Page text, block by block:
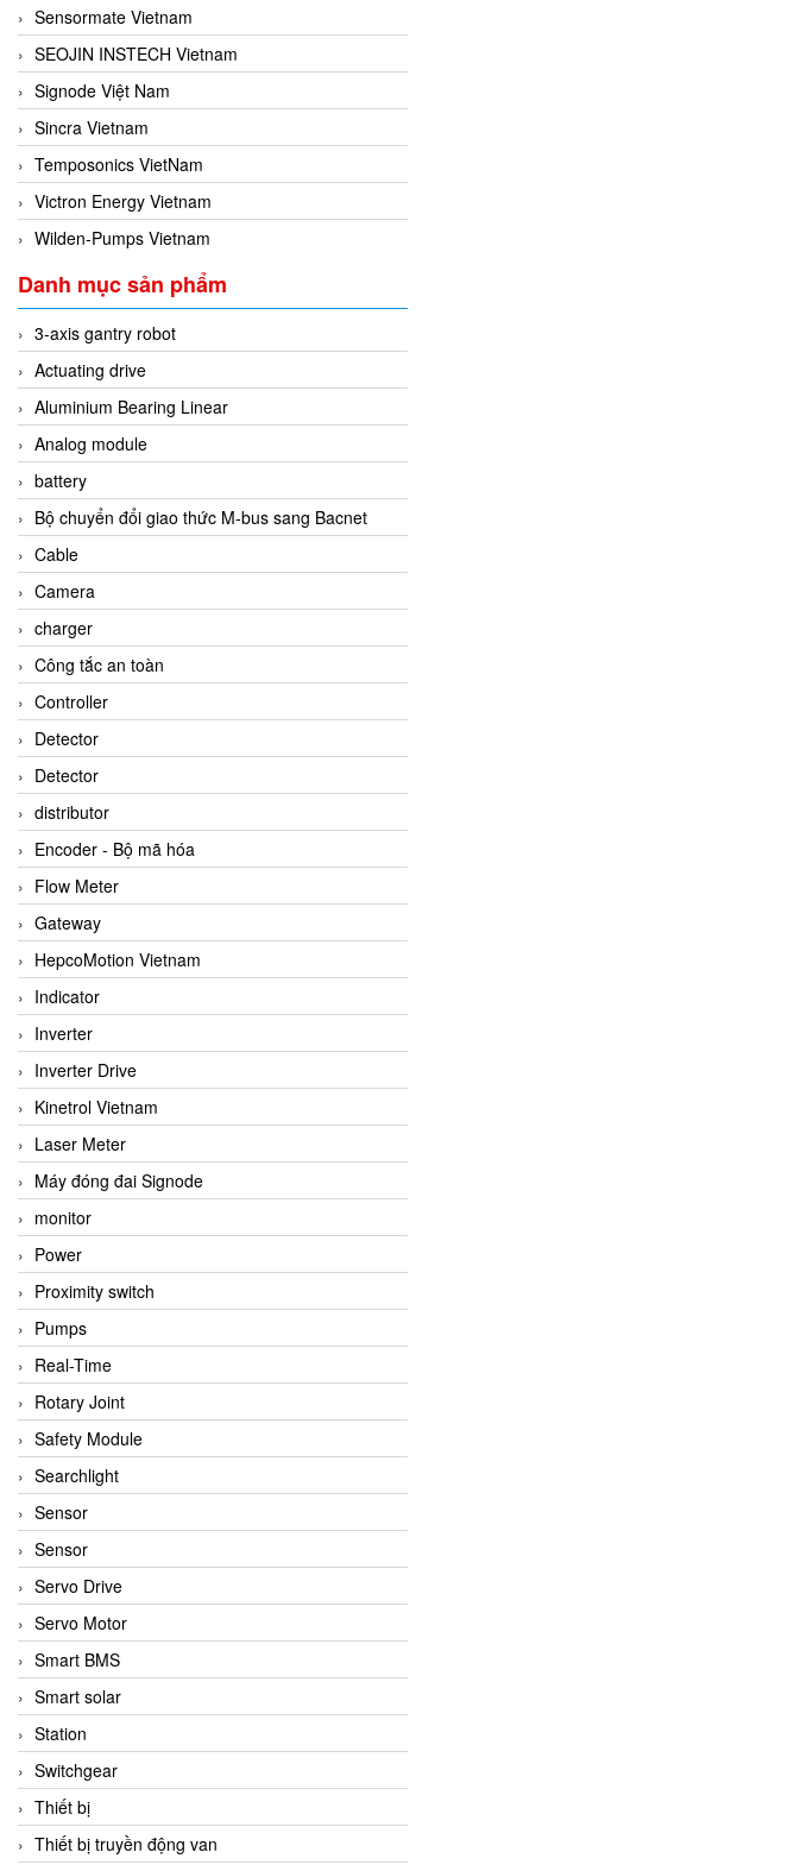
Sensormate Vietnam
SEOJIN INSTECH Vietnam
Signode Việt Nam
Sincra Vietnam
Temposonics VietNam
Victron Energy Vietnam
Wilden-Pumps Vietnam
Danh mục sản phẩm
3-axis gantry robot
Actuating drive
Aluminium Bearing Linear
Analog module
battery
Bộ chuyển đổi giao thức M-bus sang Bacnet
Cable
Camera
charger
Công tắc an toàn
Controller
Detector
Detector
distributor
Encoder - Bộ mã hóa
Flow Meter
Gateway
HepcoMotion Vietnam
Indicator
Inverter
Inverter Drive
Kinetrol Vietnam
Laser Meter
Máy đóng đai Signode
monitor
Power
Proximity switch
Pumps
Real-Time
Rotary Joint
Safety Module
Searchlight
Sensor
Sensor
Servo Drive
Servo Motor
Smart BMS
Smart solar
Station
Switchgear
Thiết bị
Thiết bị truyền động van